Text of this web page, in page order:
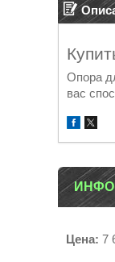
Опора
вас
Цена: 7